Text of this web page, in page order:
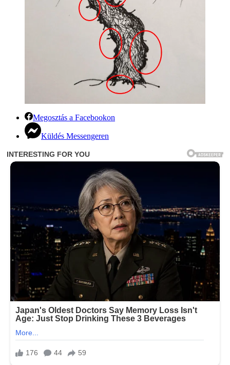
Megosztás a Facebookon
Küldés Messengeren